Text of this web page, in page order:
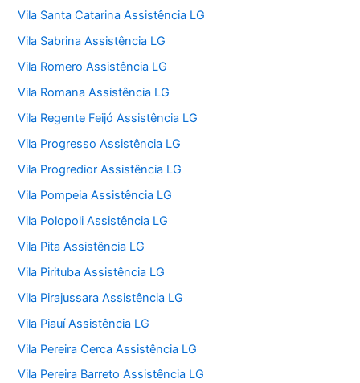
Vila Santa Catarina Assistência LG
Vila Sabrina Assistência LG
Vila Romero Assistência LG
Vila Romana Assistência LG
Vila Regente Feijó Assistência LG
Vila Progresso Assistência LG
Vila Progredior Assistência LG
Vila Pompeia Assistência LG
Vila Polopoli Assistência LG
Vila Pita Assistência LG
Vila Pirituba Assistência LG
Vila Pirajussara Assistência LG
Vila Piauí Assistência LG
Vila Pereira Cerca Assistência LG
Vila Pereira Barreto Assistência LG